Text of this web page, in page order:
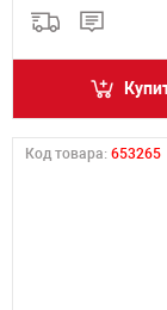
Код товара: 653265